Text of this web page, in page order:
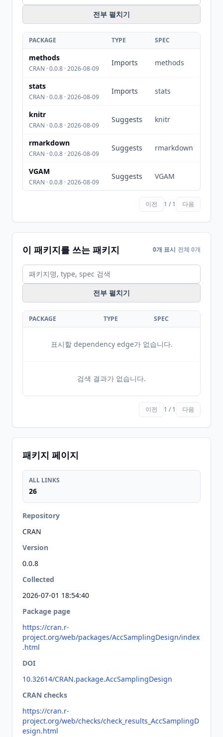
전부 펼치기
PACKAGE TYPE SPEC
methods
CRAN · 0.0.8 · 2026-08-09
Imports methods
stats
CRAN · 0.0.8 · 2026-08-09
Imports stats
knitr
CRAN · 0.0.8 · 2026-08-09
Suggests knitr
rmarkdown
CRAN · 0.0.8 · 2026-08-09
Suggests rmarkdown
VGAM
CRAN · 0.0.8 · 2026-08-09
Suggests VGAM
이전 1 / 1 다음
이 패키지를 쓰는 패키지 0개 표시 전체 0개
전부 펼치기
PACKAGE TYPE SPEC
표시할 dependency edge가 없습니다.
검색 결과가 없습니다.
이전 1 / 1 다음
패키지 페이지
ALL LINKS
26
Repository
CRAN
Version
0.0.8
Collected
2026-07-01 18:54:40
Package page
https://cran.r-
project.org/web/packages/AccSamplingDesign/index
.html
DOI
10.32614/CRAN.package.AccSamplingDesign
CRAN checks
https://cran.r-
project.org/web/checks/check_results_AccSamplingD
esign.html